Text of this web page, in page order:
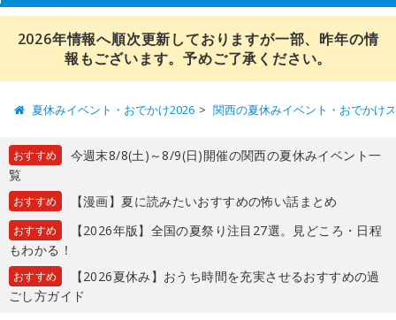
2026年情報へ順次更新しておりますが一部、昨年の情
報もございます。予めご了承ください。
夏休みイベント・おでかけ2026 関西の夏休みイベント・おでかけ
おすすめ
今週末8/8(土)～8/9(日)開催の関西の夏休みイベント一
覧
おすすめ 【漫画】夏に読みたいおすすめの怖い話まとめ
おすすめ
【2026年版】全国の夏祭り注目27選。見どころ・日程
もわかる！
おすすめ
【2026夏休み】おうち時間を充実させるおすすめの過
ごし方ガイド